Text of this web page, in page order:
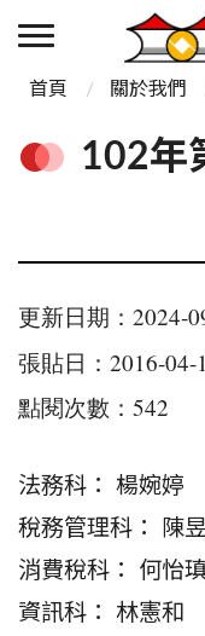
首頁 關於我們
102年
更新日期：2024-
張貼日：2016-04-
點閱次數：542
法務科： 楊婉婷
稅務管理科： 陳
消費稅科： 何怡
資訊科： 林憲和